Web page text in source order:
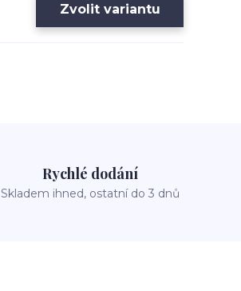
Zvolit variantu
Rychlé dodání
Skladem ihned, ostatní do 3 dnů